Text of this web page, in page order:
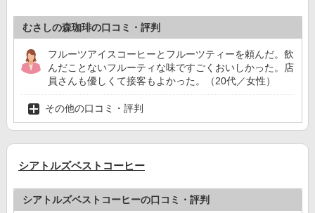
むさしの森珈琲の口コミ・評判
フルーツアイスコーヒーとフルーツティーを頼んだ。飲
んだことないフルーティな味ですごくおいしかった。店
員さんも優しくて接客もよかった。（20代／女性）
その他の口コミ・評判
シアトルズベストコーヒー
シアトルズベストコーヒーの口コミ・評判